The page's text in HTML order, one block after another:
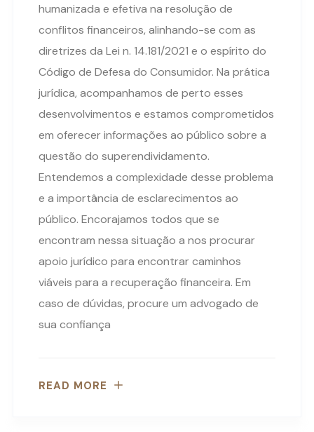
humanizada e efetiva na resolução de
conflitos financeiros, alinhando-se com as
diretrizes da Lei n. 14.181/2021 e o espírito do
Código de Defesa do Consumidor. Na prática
jurídica, acompanhamos de perto esses
desenvolvimentos e estamos comprometidos
em oferecer informações ao público sobre a
questão do superendividamento.
Entendemos a complexidade desse problema
e a importância de esclarecimentos ao
público. Encorajamos todos que se
encontram nessa situação a nos procurar
apoio jurídico para encontrar caminhos
viáveis para a recuperação financeira. Em
caso de dúvidas, procure um advogado de
sua confiança
READ MORE